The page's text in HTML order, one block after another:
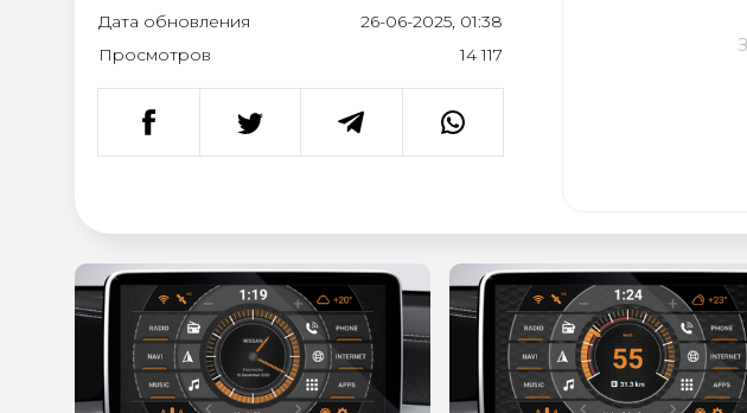
Дата обновления
26-06-2025, 01:38
Просмотров
14 117